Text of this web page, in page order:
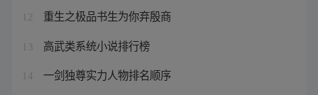
12 重生之极品书生为你弃殷商
13 高武类系统小说排行榜
14 一剑独尊实力人物排名顺序